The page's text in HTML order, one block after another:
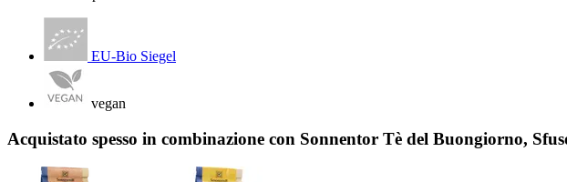
EU-Bio Siegel
vegan
Acquistato spesso in combinazione con Sonnentor Tè del Buongiorno,